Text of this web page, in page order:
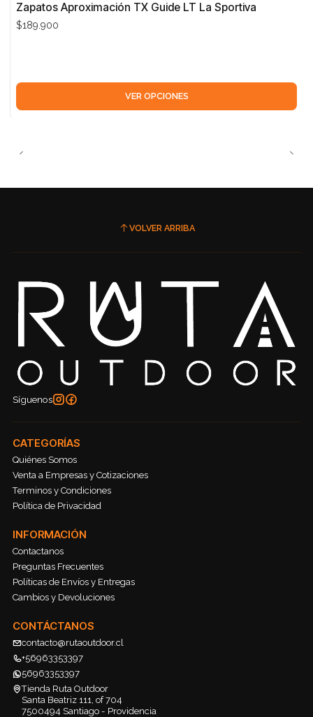
Zapatos Aproximación TX Guide LT La Sportiva
$189.900
VER OPCIONES
VOLVER ARRIBA
Síguenos
CATEGORÍAS
Quiénes Somos
Venta a Empresas y Cotizaciones
Terminos y Condiciones
Política de Privacidad
INFORMACIÓN
Contactanos
Preguntas Frecuentes
Políticas de Envíos y Entregas
Cambios y Devoluciones
CONTÁCTANOS
contacto@rutaoutdoor.cl
+56963353397
56963353397
Tienda Ruta Outdoor
Santa Beatriz 111, of 704
7500494 Santiago - Providencia